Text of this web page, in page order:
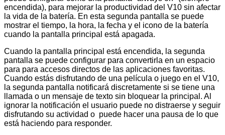
encendida), para mejorar la productividad del V10 sin afectar
la vida de la batería. En esta segunda pantalla se puede
mostrar el tiempo, la hora, la fecha y el icono de la batería
cuando la pantalla principal está apagada.
Cuando la pantalla principal está encendida, la segunda
pantalla se puede configurar para convertirla en un espacio
para para accesos directos de las aplicaciones favoritas.
Cuando estás disfrutando de una película o juego en el V10,
la segunda pantalla notificará discretamente si se tiene una
llamada o un mensaje de texto sin bloquear la principal. Al
ignorar la notificación el usuario puede no distraerse y seguir
disfrutando su actividad o puede hacer una pausa de lo que
está haciendo para responder.